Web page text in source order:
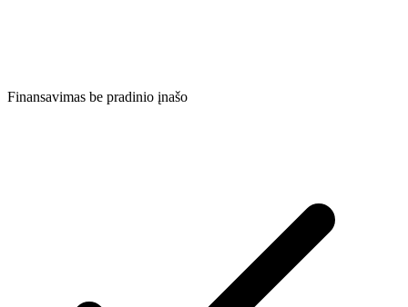
Finansavimas be pradinio įnašo